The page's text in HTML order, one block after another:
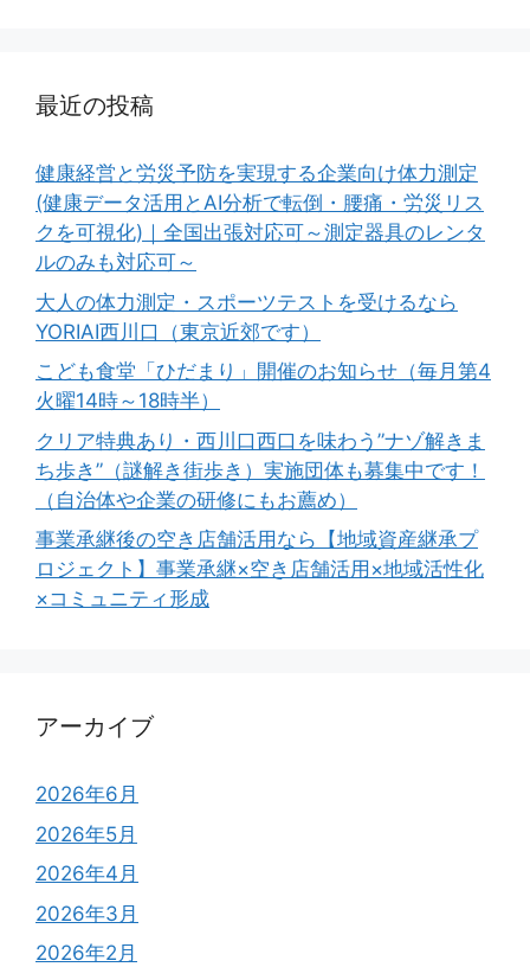
最近の投稿
健康経営と労災予防を実現する企業向け体力測定
(健康データ活用とAI分析で転倒・腰痛・労災リス
クを可視化)｜全国出張対応可～測定器具のレンタ
ルのみも対応可～
大人の体力測定・スポーツテストを受けるなら
YORIAI西川口（東京近郊です）
こども食堂「ひだまり」開催のお知らせ（毎月第4
火曜14時～18時半）
クリア特典あり・西川口西口を味わう”ナゾ解きま
ち歩き”（謎解き街歩き）実施団体も募集中です！
（自治体や企業の研修にもお薦め）
事業承継後の空き店舗活用なら【地域資産継承プ
ロジェクト】事業承継×空き店舗活用×地域活性化
×コミュニティ形成
アーカイブ
2026年6月
2026年5月
2026年4月
2026年3月
2026年2月